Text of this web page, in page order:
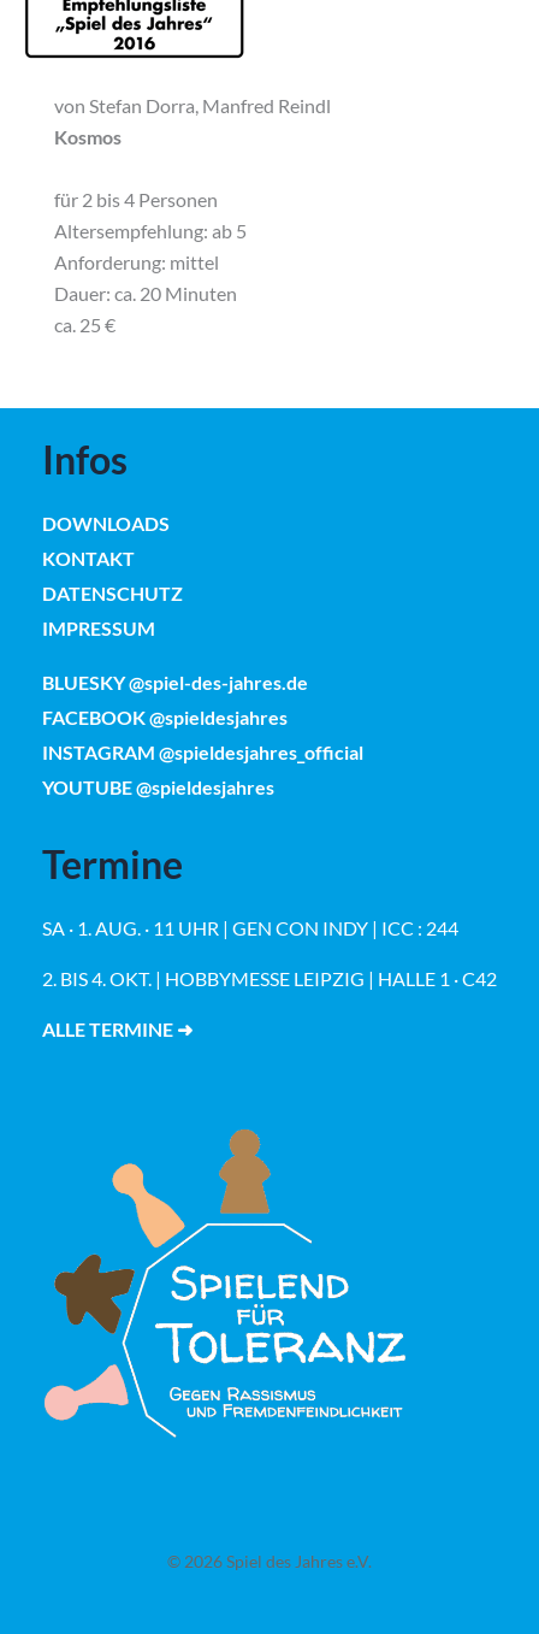
von Stefan Dorra, Manfred Reindl
Kosmos
für 2 bis 4 Personen
Altersempfehlung: ab 5
Anforderung: mittel
Dauer: ca. 20 Minuten
ca. 25 €
Infos
DOWNLOADS
KONTAKT
DATENSCHUTZ
IMPRESSUM
BLUESKY @spiel-des-jahres.de
FACEBOOK @spieldesjahres
INSTAGRAM @spieldesjahres_official
YOUTUBE @spieldesjahres
Termine
SA · 1. AUG. · 11 UHR | GEN CON INDY | ICC : 244
2. BIS 4. OKT. | HOBBYMESSE LEIPZIG | HALLE 1 · C42
ALLE TERMINE ➜
© 2026 Spiel des Jahres e.V.